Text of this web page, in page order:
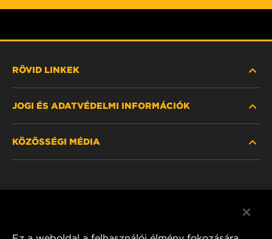
RÖVID LINKEK
HOL KAPHATÓ
JOGI ÉS ADATVÉDELMI INFORMÁCIÓK
KÖZÖSSÉGI MÉDIA